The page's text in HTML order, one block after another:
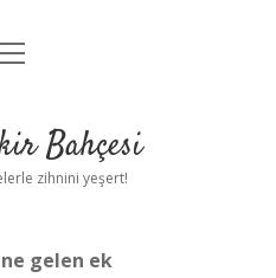
UyarıBahçesi
zihnini yeşert!
gelen ek